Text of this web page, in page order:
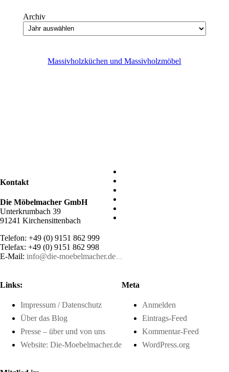
Archiv
Massivholzküchen und Massivholzmöbel
Kontakt
Die Möbelmacher GmbH
Unterkrumbach 39
91241 Kirchensittenbach
Telefon: +49 (0) 9151 862 999
Telefax: +49 (0) 9151 862 998
E-Mail: info@die-moebelmacher.de
Links:
Impressum / Datenschutz
Über das Blog
Presse – über und von uns
Website: Die-Moebelmacher.de
Meta
Anmelden
Eintrags-Feed
Kommentar-Feed
WordPress.org